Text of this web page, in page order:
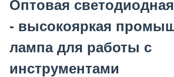
Оптовая
- высокояркая
лампа для работы с
инструментами